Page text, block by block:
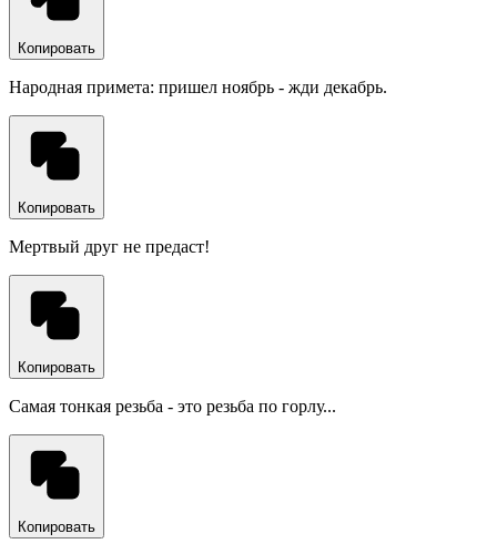
Копировать
Народная примета: пришел ноябрь - жди декабрь.
Копировать
Мертвый друг не предаст!
Копировать
Cамая тонкая резьба - это резьба по горлу...
Копировать